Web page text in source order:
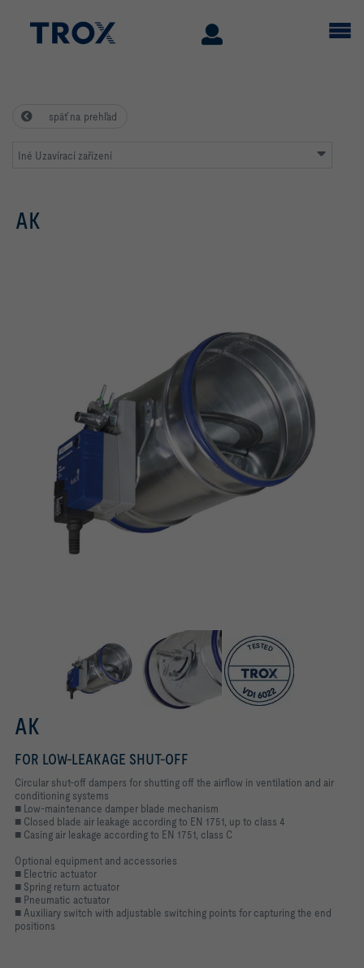
späť na prehľad
Iné Uzavírací zařízení
AK
Tested in accordance with VDI 6022
AK
FOR LOW-LEAKAGE SHUT-OFF
Circular shut-off dampers for shutting off the airflow in ventilation and air
conditioning systems
■ Low-maintenance damper blade mechanism
■ Closed blade air leakage according to EN 1751, up to class 4
■ Casing air leakage according to EN 1751, class C
Optional equipment and accessories
■ Electric actuator
■ Spring return actuator
■ Pneumatic actuator
■ Auxiliary switch with adjustable switching points for capturing the end
positions